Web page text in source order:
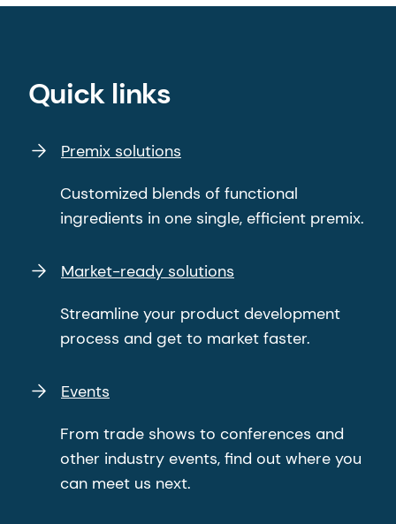
Quick links
Premix solutions
Customized blends of functional
ingredients in one single, efficient premix.
Market-ready solutions
Streamline your product development
process and get to market faster.
Events
From trade shows to conferences and
other industry events, find out where you
can meet us next.